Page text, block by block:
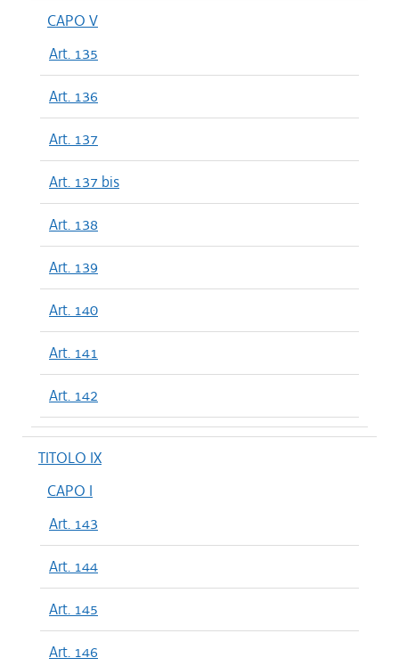
CAPO V
Art. 135
Art. 136
Art. 137
Art. 137 bis
Art. 138
Art. 139
Art. 140
Art. 141
Art. 142
TITOLO IX
CAPO I
Art. 143
Art. 144
Art. 145
Art. 146